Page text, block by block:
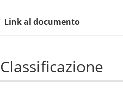
Link al documento
Classificazione